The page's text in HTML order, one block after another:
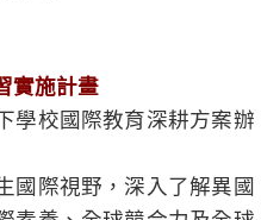
實施計畫
學校國際教育深耕方案辦
國際視野，深入了解異國